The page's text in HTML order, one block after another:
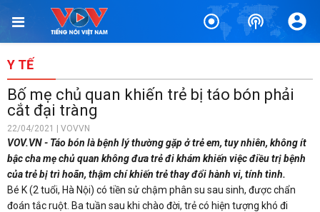
Y TẾ
Bố mẹ chủ quan khiến trẻ bị táo bón phải
cắt đại tràng
22/04/2021 | VOVVN
VOV.VN - Táo bón là bệnh lý thường gặp ở trẻ em, tuy nhiên, không ít
bậc cha mẹ chủ quan không đưa trẻ đi khám khiến việc điều trị bệnh
của trẻ bị trì hoãn, thậm chí khiến trẻ thay đổi hành vi, tính tình.
Bé K (2 tuổi, Hà Nội) có tiền sử chậm phân su sau sinh, được chẩn
đoán tắc ruột. Ba tuần sau khi chào đời, trẻ có hiện tượng khó đi